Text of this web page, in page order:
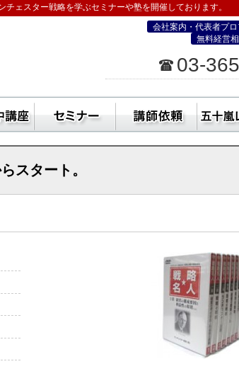
ェスター戦略を学ぶセミナーや塾を開催しております。
サルティングオフィス
会社案内・代表者プ
無料経営
03-
略社長塾東京・（ランチェスター経営・町コン経営
短期集中講座 セミナー
スタート。